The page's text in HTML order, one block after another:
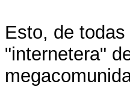
Esto, de
"internetera"